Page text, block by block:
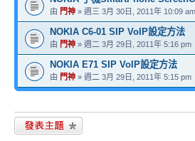
由 門神 » 週三 3月 30日, 2011年 10:09 am
NOKIA C6-01 SIP VoIP設定方法
由 門神 » 週二 3月 29日, 2011年 5:16 pm
NOKIA E71 SIP VoIP設定方法
由 門神 » 週二 3月 29日, 2011年 5:15 pm
發表新主題